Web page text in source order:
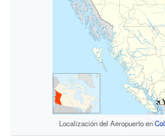
Localización del Aeropuerto en